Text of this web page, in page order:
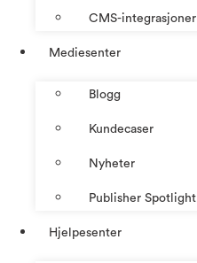
CMS-integrasjoner
Mediesenter
Blogg
Kundecaser
Nyheter
Publisher Spotlight
Hjelpesenter